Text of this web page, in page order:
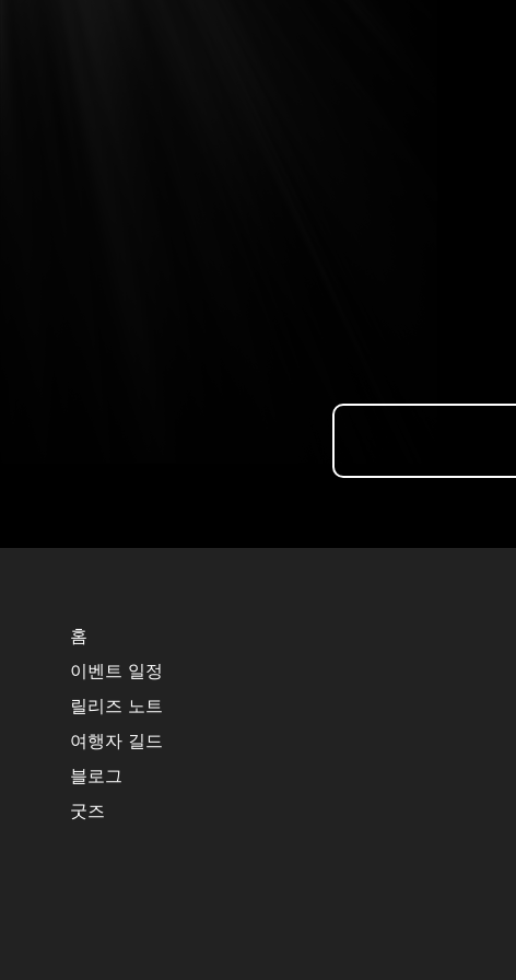
홈
이벤트 일정
릴리즈 노트
여행자 길드
블로그
굿즈